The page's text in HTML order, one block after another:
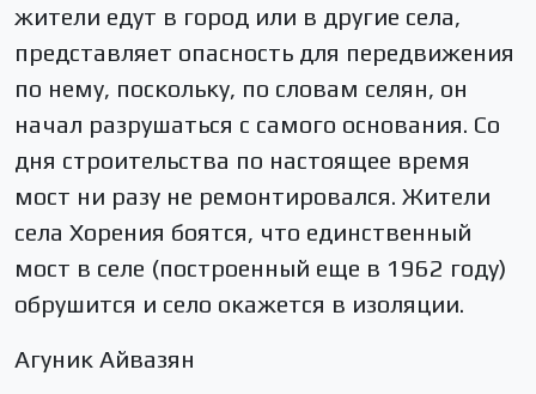
жители едут в город или в другие села,
представляет опасность для передвижения
по нему, поскольку, по словам селян, он
начал разрушаться с самого основания. Со
дня строительства по настоящее время
мост ни разу не ремонтировался. Жители
села Хорения боятся, что единственный
мост в селе (построенный еще в 1962 году)
обрушится и село окажется в изоляции.
Агуник Айвазян